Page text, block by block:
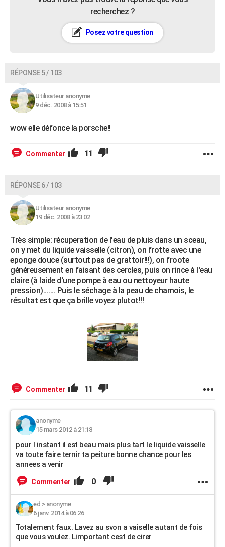
recherchez ?
Posez votre question
RÉPONSE 5 / 103
Utilisateur anonyme
9 déc. 2008 à 15:51
wow elle défonce la porsche!!
Commenter 11
RÉPONSE 6 / 103
Utilisateur anonyme
19 déc. 2008 à 23:02
Très simple: récuperation de l'eau de pluis dans un sceau,
on y met du liquide vaisselle (citron), on frotte avec une
eponge douce (surtout pas de grattoir!!!), on froote
généreusement en faisant des cercles, puis on rince à l'eau
claire (à laide d'une pompe à eau ou nettoyeur haute
pression)....... Puis le séchage à la peau de chamois, le
résultat est que ça brille voyez plutot!!!
Commenter 11
anonyme
15 mars 2012 à 21:18
pour l instant il est beau mais plus tart le liquide vaisselle
va toute faire ternir ta peiture bonne chance pour les
annees a venir
Commenter 0
ed > anonyme
6 janv. 2014 à 06:26
Totalement faux. Lavez au svon a vaiselle autant de fois
que vous voulez. Limportant cest de cirer